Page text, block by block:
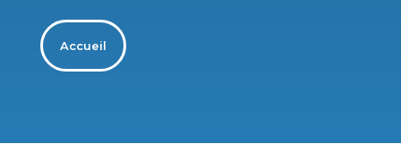
Accueil